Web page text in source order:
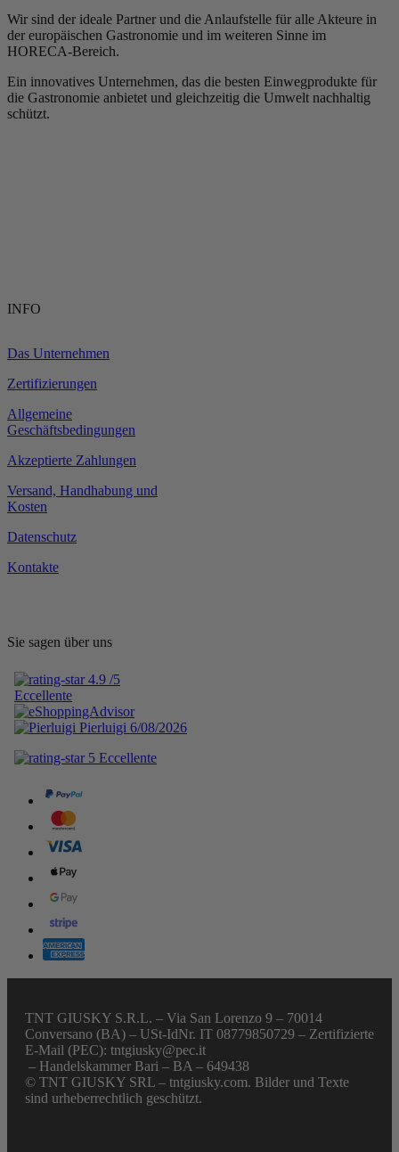
Wir sind der ideale Partner und die Anlaufstelle für alle Akteure in
der europäischen Gastronomie und im weiteren Sinne im
HORECA-Bereich.
Ein innovatives Unternehmen, das die besten Einwegprodukte für
die Gastronomie anbietet und gleichzeitig die Umwelt nachhaltig
schützt.
INFO
Das Unternehmen
Zertifizierungen
Allgemeine
Geschäftsbedingungen
Akzeptierte Zahlungen
Versand, Handhabung und
Kosten
Datenschutz
Kontakte
Sie sagen über uns
TNT GIUSKY S.R.L. – Via San Lorenzo 9 – 70014
Conversano (BA) – USt-IdNr. IT 08779850729 – Zertifizierte
E-Mail (PEC): tntgiusky@pec.it
– Handelskammer Bari – BA – 649438
© TNT GIUSKY SRL – tntgiusky.com. Bilder und Texte
sind urheberrechtlich geschützt.